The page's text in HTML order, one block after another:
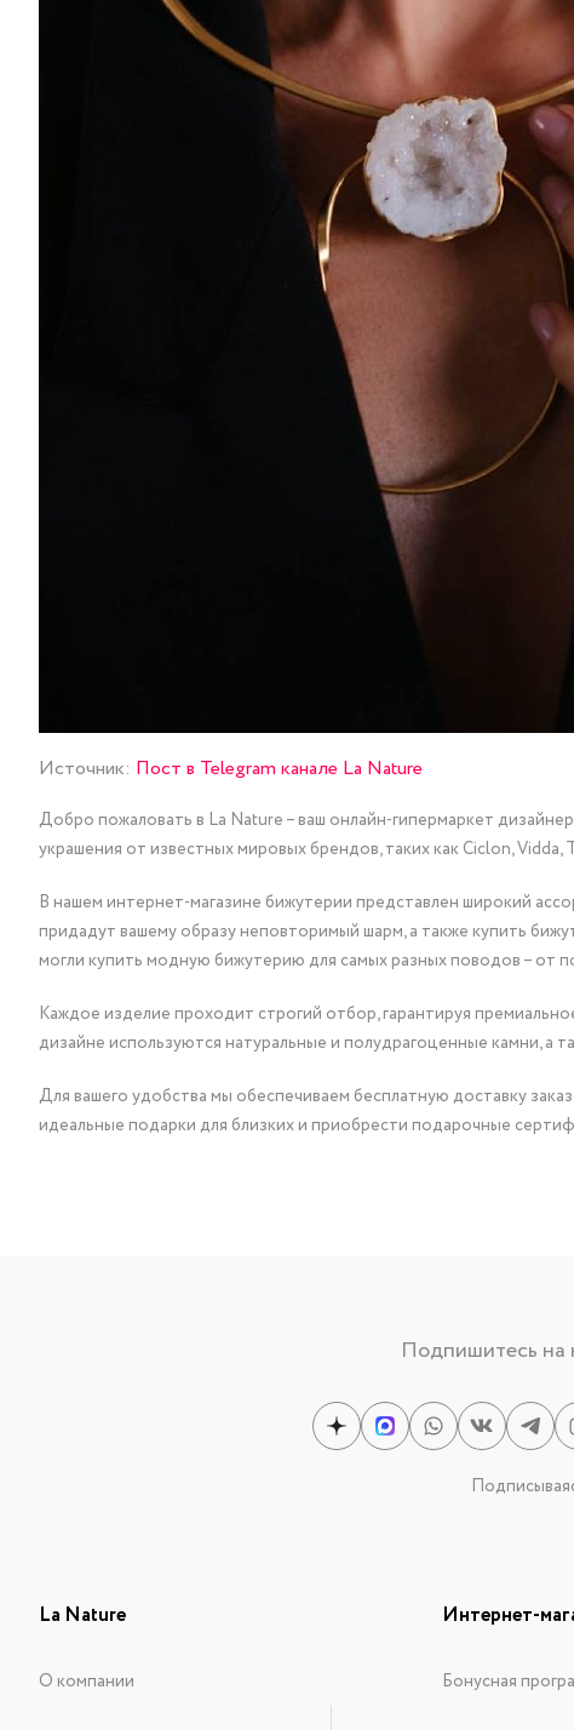
Источник: Пост в Telegram канале La Nature
Добро пожаловать в La Nature – ваш онлайн-гипермаркет
украшения от известных мировых брендов, таких как Ciclon,
В нашем интернет-магазине бижутерии представлен широкий
придадут вашему образу неповторимый шарм, а также купить
могли купить модную бижутерию для самых разных поводов – от
Каждое изделие проходит строгий отбор, гарантируя
дизайне используются натуральные и полудрагоценные камни, а
Для вашего удобства мы обеспечиваем бесплатную доставку
идеальные подарки для близких и приобрести подарочные
Подпишитесь на
La Nature
О компании
Интернет-
Бонусная